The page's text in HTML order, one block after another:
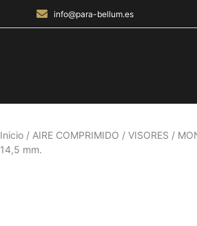
info@para-bellum.es
Inicio / AIRE COMPRIMIDO / VISORES /
14,5 mm.